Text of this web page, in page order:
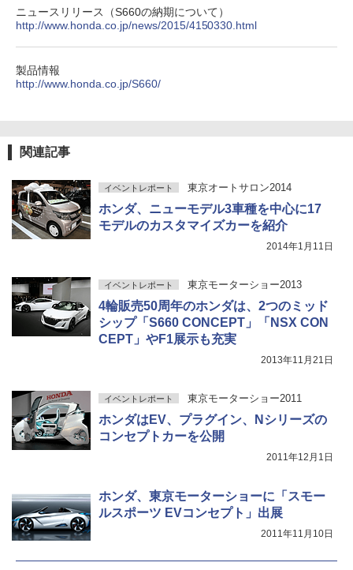
ニュースリリース（S660の納期について）
http://www.honda.co.jp/news/2015/4150330.html
製品情報
http://www.honda.co.jp/S660/
関連記事
イベントレポート 東京オートサロン2014
ホンダ、ニューモデル3車種を中心に17
モデルのカスタマイズカーを紹介
2014年1月11日
イベントレポート 東京モーターショー2013
4輪販売50周年のホンダは、2つのミッド
シップ「S660 CONCEPT」「NSX CON
CEPT」やF1展示も充実
2013年11月21日
イベントレポート 東京モーターショー2011
ホンダはEV、プラグイン、Nシリーズの
コンセプトカーを公開
2011年12月1日
ホンダ、東京モーターショーに「スモー
ルスポーツ EVコンセプト」出展
2011年11月10日